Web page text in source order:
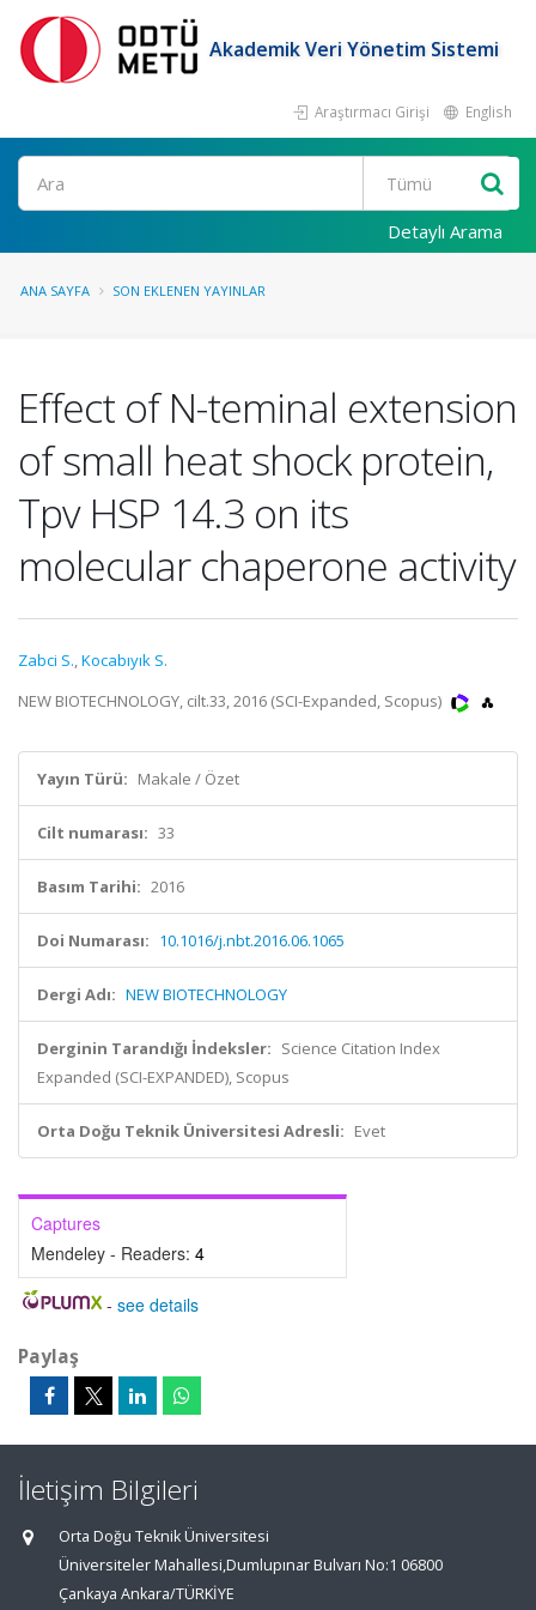
Akademik Veri Yönetim Sistemi
Araştırmacı Girişi English
Ara
Detaylı Arama
ANA SAYFA SON EKLENEN YAYINLAR
Effect of N-teminal extension
of small heat shock protein,
Tpv HSP 14.3 on its
molecular chaperone activity
Zabci S.,Kocabıyık S.
NEW BIOTECHNOLOGY, cilt.33, 2016 (SCI-Expanded, Scopus)
Yayın Türü: Makale / Özet
Cilt numarası: 33
Basım Tarihi: 2016
Doi Numarası: 10.1016/j.nbt.2016.06.1065
Dergi Adı: NEW BIOTECHNOLOGY
Derginin Tarandığı İndeksler: Science Citation Index
Expanded (SCI-EXPANDED), Scopus
Orta Doğu Teknik Üniversitesi Adresli: Evet
Captures
Mendeley - Readers: 4
- see details
Paylaş
İletişim Bilgileri
Orta Doğu Teknik Üniversitesi
Üniversiteler Mahallesi,Dumlupınar Bulvarı No:1 06800
Çankaya Ankara/TÜRKİYE